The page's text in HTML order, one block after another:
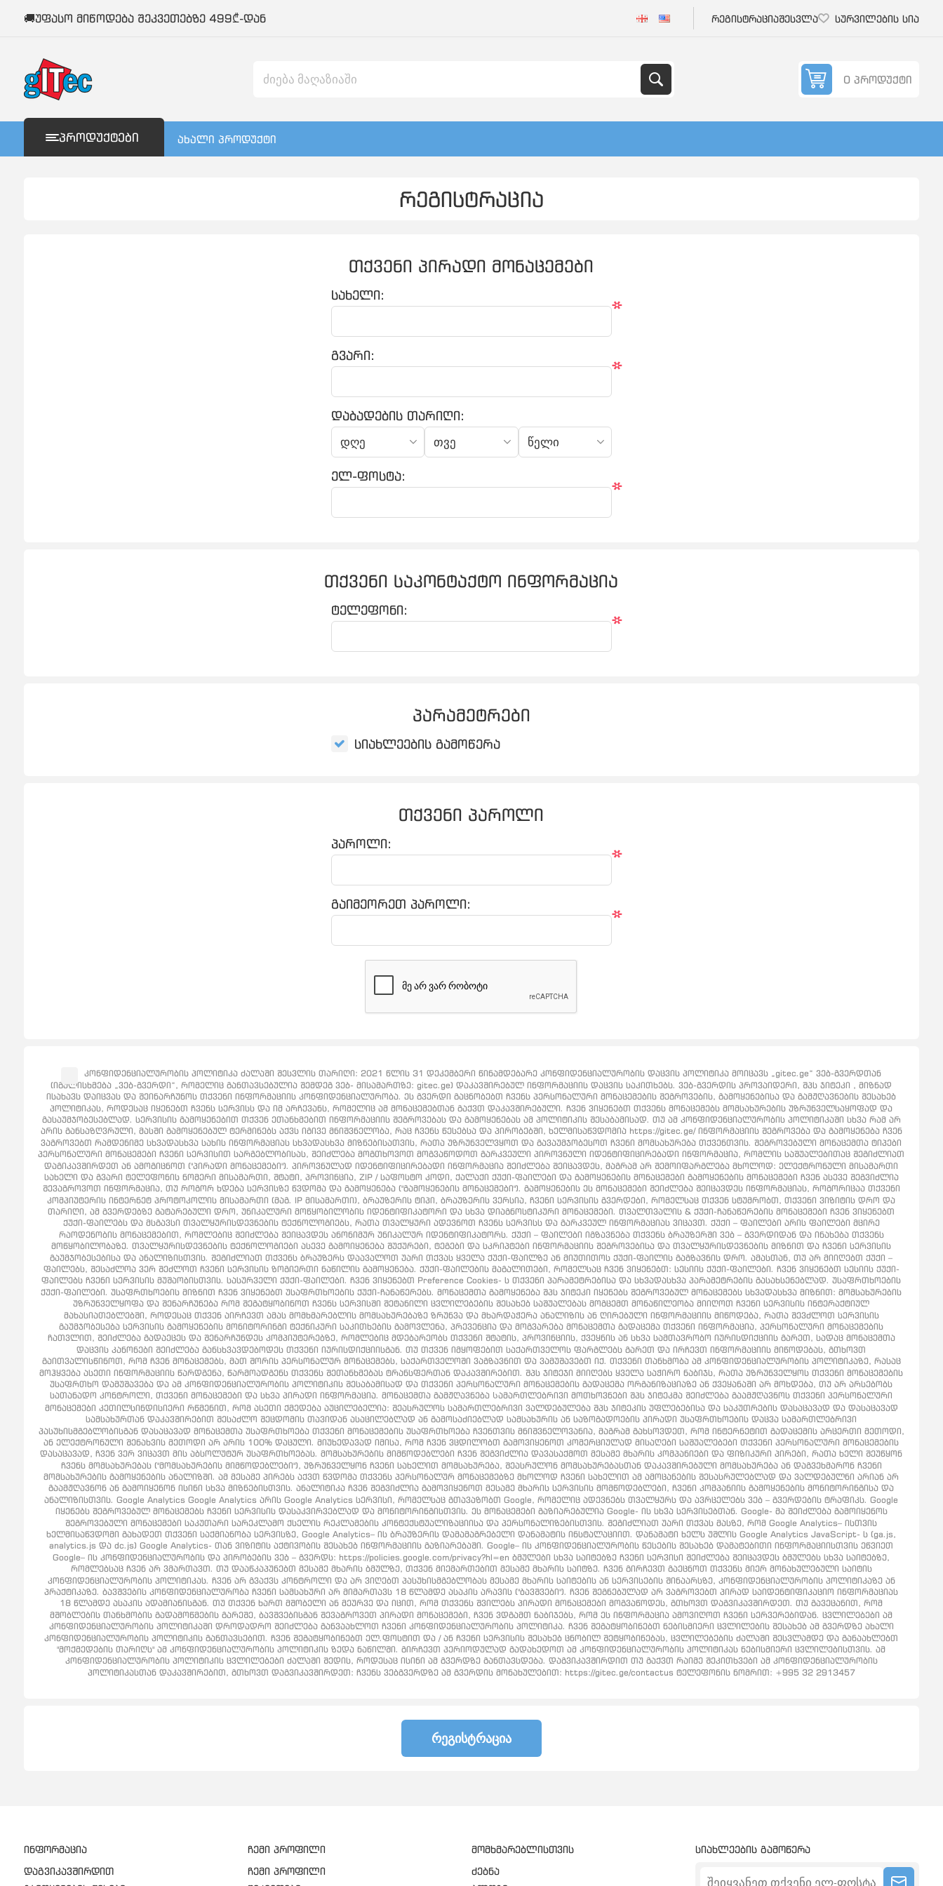
🚚უფასო მიწოდება შეკვეთებზე 499₾-დან რეგისტრაციაშესვლა სურვილების სია
0 პროდუქტი
ᲞᲠᲝᲓᲣᲥᲢᲔᲑᲘ ახალი პროდუქტი
რეგისტრაცია
თქვენი პირადი მონაცემები
სახელი:
*
გვარი:
*
დაბადების თარიღი:
ელ-ფოსტა:
*
თქვენი საკონტაქტო ინფორმაცია
ტელეფონი:
*
პარამეტრები
სიახლეების გამოწერა
თქვენი პაროლი
პაროლი:
*
გაიმეორეთ პაროლი:
*
კონფიდენციალურობის პოლიტიკა ძალაში შესვლის თარიღი: 2021 წლის 31 დეკემბერი წინამდებარე კონფიდენციალურობის დაცვის პოლიტიკა მოიცავს „gitec.ge“ ვებ-გვერდთან
(იგულისხმება „ვებ-გვერდი“, რომელიც განთავსებულია შემდეგ ვებ- მისამართზე: gitec.ge) დაკავშირებულ ინფორმაციის დაცვის საკითხებს. ვებ-გვერდის პროვაიდერი, შპს ჯიტეკი , მიზნად
ისახავს დაიცვას და შეინარჩუნოს თქვენი ინფორმაციის კონფიდენციალურობა. ეს გვერდი გაცნობებთ ჩვენს პერსონალური მონაცემების შეგროვების, გამოყენებისა და გამჟღავნების შესახებ
პოლიტიკას, როდესაც იყენებთ ჩვენს სერვისს და იმ არჩევანს, რომელიც ამ მონაცემებთან გაქვთ დაკავშირებული. ჩვენ ვიყენებთ თქვენს მონაცემებს მომსახურების უზრუნველსაყოფად და
გასაუმჯობესებლად. სერვისის გამოყენებით თქვენ ეთანხმებით ინფორმაციის შეგროვებას და გამოყენებას ამ პოლიტიკის შესაბამისად. თუ ამ კონფიდენციალურობის პოლიტიკაში სხვა რამ არ
არის განსაზღვრული, მასში გამოყენებულ ტერმინებს აქვს იგივე მნიშვნელობა, რაც ჩვენს წესებსა და პირობებში, ხელმისაწვდომია https://gitec.ge/ ინფორმაციის შეგროვება და გამოყენება ჩვენ
ვაგროვებთ რამდენიმე სხვადასხვა სახის ინფორმაციას სხვადასხვა მიზნებისათვის, რათა უზრუნველვყოთ და გავაუმჯობესოთ ჩვენი მომსახურება თქვენთვის. შეგროვებული მონაცემთა ტიპები
პერსონალური მონაცემები ჩვენი სერვისით სარგებლობისას, შეიძლება მოგთხოვოთ მოგვაწოდოთ გარკვეული პიროვნული იდენტიფიცირებადი ინფორმაცია, რომლის საშუალებითაც შეგიძლიათ
დაგიკავშირდეთ ან ამოგიცნოთ ("პირადი მონაცემები"). პიროვნულად იდენტიფიცირებადი ინფორმაცია შეიძლება შეიცავდეს, მაგრამ არ შემოიფარგლება მხოლოდ: ელექტრონული მისამართი
სახელი და გვარი ტელეფონის ნომერი მისამართი, შტატი, პროვინცია, ZIP / საფოსტო კოდი, ქალაქი ქუქი-ფაილები და გამოყენების მონაცემები გამოყენების მონაცემები ჩვენ ასევე შეგვიძლია
შევაგროვოთ ინფორმაცია, თუ როგორ ხდება სერვისზე წვდომა და გამოყენება ("გამოყენების მონაცემები"). გამოყენების ეს მონაცემები შეიძლება შეიცავდეს ინფორმაციას, როგორიცაა თქვენი
კომპიუტერის ინტერნეტ პროტოკოლის მისამართი (მაგ. IP მისამართი), ბრაუზერის ტიპი, ბრაუზერის ვერსია, ჩვენი სერვისის გვერდები, რომელსაც თქვენ სტუმრობთ, თქვენი ვიზიტის დრო და
თარიღი, ამ გვერდებზე გატარებული დრო, უნიკალური მოწყობილობის იდენტიფიკატორი და სხვა დიაგნოსტიკური მონაცემები. თვალთვალის & ქუქი-ჩანაწერების მონაცემები ჩვენ ვიყენებთ
ქუქი-ფაილებს და მსგავსი თვალყურისდევნების ტექნოლოგიებს, რათა თვალყური ადევნოთ ჩვენს სერვისს და გარკვეულ ინფორმაციას ვიცავთ. ქუქი – ფაილები არის ფაილები მცირე
რაოდენობის მონაცემებით, რომლებიც შეიძლება შეიცავდეს ანონიმურ უნიკალურ იდენტიფიკატორს. ქუქი – ფაილები იგზავნება თქვენს ბრაუზერში ვებ – გვერდიდან და ინახება თქვენს
მოწყობილობაზე. თვალყურისდევნების ტექნოლოგიები ასევე გამოიყენება შუქურები, ტეგები და სკრიპტები ინფორმაციის შეგროვებისა და თვალყურისდევნების მიზნით და ჩვენი სერვისის
გაუმჯობესებისა და ანალიზისთვის. შეგიძლიათ თქვენს ბრაუზერს დაავალოთ უარი თქვას ყველა ქუქი-ფაილზე ან მიუთითოს ქუქი-ფაილის გაგზავნის დრო. ამასთან, თუ არ მიიღებთ ქუქი –
ფაილებს, შესაძლოა ვერ შეძლოთ ჩვენი სერვისის ზოგიერთი ნაწილის გამოყენება. ქუქი-ფაილების მაგალითები, რომელსაც ჩვენ ვიყენებთ: სესიის ქუქი-ფაილები. ჩვენ ვიყენებთ სესიის ქუქი-
ფაილებს ჩვენი სერვისის მუშაობისთვის. სასურველი ქუქი-ფაილები. ჩვენ ვიყენებთ Preference Cookies- ს თქვენი პარამეტრებისა და სხვადასხვა პარამეტრების გასახსენებლად. უსაფრთხოების
ქუქი-ფაილები. უსაფრთხოების მიზნით ჩვენ ვიყენებთ უსაფრთხოების ქუქი-ჩანაწერებს. მონაცემთა გამოყენება შპს ჯიტეკი იყენებს შეგროვებულ მონაცემებს სხვადასხვა მიზნით: მომსახურების
უზრუნველყოფა და შენარჩუნება რომ შეგატყობინოთ ჩვენს სერვისში შეტანილი ცვლილებების შესახებ საშუალებას მოგცემთ მონაწილეობა მიიღოთ ჩვენი სერვისის ინტერაქტიულ
მახასიათებლებში, როდესაც თქვენ აირჩევთ ამას მომხმარებლის მომსახურებაზე ზრუნვა და მხარდაჭერა ანალიზის ან ღირებული ინფორმაციის მიწოდება, რათა შევძლოთ სერვისის
გაუმჯობესება სერვისის გამოყენების მონიტორინგი ტექნიკური საკითხების გამოვლენა, პრევენცია და მოგვარება მონაცემთა გადაცემა თქვენი ინფორმაცია, პერსონალური მონაცემების
ჩათვლით, შეიძლება გადაეცეს და შენარჩუნდეს კომპიუტერებზე, რომლებიც მდებარეობს თქვენი შტატის, პროვინციის, ქვეყნის ან სხვა სამთავრობო იურისდიქციის გარეთ, სადაც მონაცემთა
დაცვის კანონები შეიძლება განსხვავდებოდეს თქვენი იურისდიქციისგან. თუ თქვენ იმყოფებით საქართველოს ფარგლებს გარეთ და ირჩევთ ინფორმაციის მიწოდებას, გთხოვთ
გაითვალისწინოთ, რომ ჩვენ მონაცემებს, მათ შორის პერსონალურ მონაცემებს, საქართველოში ვაგზავნით და ვამუშავებთ იქ. თქვენი თანხმობა ამ კონფიდენციალურობის პოლიტიკაზე, რასაც
მოჰყვება ასეთი ინფორმაციის წარდგენა, წარმოადგენს თქვენს შეთანხმებას ტრანსფერთან დაკავშირებით. შპს ჯიტეჯი მიიღებს ყველა საჭირო ნაბიჯს, რათა უზრუნველყოს თქვენი მონაცემების
უსაფრთხო დამუშავება და ამ კონფიდენციალურობის პოლიტიკის შესაბამისად და თქვენი პერსონალური მონაცემების გადაცემა ორგანიზაციაზე ან ქვეყანაში არ მოხდება, თუ არ არსებობს
სათანადო კონტროლი, თქვენი მონაცემები და სხვა პირადი ინფორმაცია. მონაცემთა გამჟღავნება Სამართლებრივი მოთხოვნები შპს ჯიტეკმა შეიძლება გაამჟღავნოს თქვენი პერსონალური
მონაცემები კეთილსინდისიერი რწმენით, რომ ასეთი ქმედება აუცილებელია: შეასრულოს სამართლებრივი ვალდებულება შპს ჯიტეკის უფლებებისა და საკუთრების დასაცავად და დასაცავად
სამსახურთან დაკავშირებით შესაძლო შეცდომის თავიდან ასაცილებლად ან გამოსაძიებლად სამსახურის ან საზოგადოების პირადი უსაფრთხოების დაცვა სამართლებრივი
პასუხისმგებლობისგან დასაცავად მონაცემთა უსაფრთხოება თქვენი მონაცემების უსაფრთხოება ჩვენთვის მნიშვნელოვანია, მაგრამ გახსოვდეთ, რომ ინტერნეტით გადაცემის არცერთი მეთოდი,
ან ელექტრონული შენახვის მეთოდი არ არის 100% დაცული. მიუხედავად იმისა, რომ ჩვენ ვცდილობთ გამოვიყენოთ კომერციულად მისაღები საშუალებები თქვენი პერსონალური მონაცემების
დასაცავად, ჩვენ ვერ ვიცავთ მის აბსოლუტურ უსაფრთხოებას. მომსახურების მიმწოდებლები ჩვენ შეგვიძლია დავასაქმოთ მესამე მხარის კომპანიები და ფიზიკური პირები, რათა ხელი შეუწყონ
ჩვენს მომსახურებას ("მომსახურების მიმწოდებლები"), უზრუნველყონ ჩვენი სახელით მომსახურება, შეასრულონ მომსახურებასთან დაკავშირებული მომსახურება ან დაგვეხმარონ ჩვენი
მომსახურების გამოყენების ანალიზში. ამ მესამე პირებს აქვთ წვდომა თქვენს პერსონალურ მონაცემებზე მხოლოდ ჩვენი სახელით ამ ამოცანების შესასრულებლად და ვალდებულნი არიან არ
გაამჟღავნონ ან გამოიყენონ ისინი სხვა მიზნებისთვის. ანალიტიკა ჩვენ შეგვიძლია გამოვიყენოთ მესამე მხარის სერვისის მომწოდებლები, ჩვენი კომპანიის გამოყენების მონიტორინგისა და
ანალიზისთვის. Google Analytics Google Analytics არის Google Analytics სერვისი, რომელსაც გთავაზობთ Google, რომელიც ადევნებს თვალყურს და ავრცელებს ვებ – გვერდების ტრაფიკს. Google
იყენებს შეგროვებულ მონაცემებს ჩვენი სერვისის დასაკვირვებლად და მონიტორინგისთვის. ეს მონაცემები გაზიარებულია Google- ის სხვა სერვისებთან. Google- მა შეიძლება გამოიყენოს
შეგროვებული მონაცემები საკუთარი სარეკლამო ქსელის რეკლამების კონტექსტუალიზაციისა და პერსონალიზებისთვის. შეგიძლიათ უარი თქვას მასზე, რომ Google Analytics– ისთვის
ხელმისაწვდომი გახადეთ თქვენი საქმიანობა სერვისზე, Google Analytics– ის ბრაუზერის დამამაგრებელი დანამატის ინსტალაციით. დანამატი ხელს უშლის Google Analytics JavaScript- ს (ga.js,
analytics.js და dc.js) Google Analytics- თან ვიზიტის აქტივობის შესახებ ინფორმაციის გაზიარებაში. Google– ის კონფიდენციალურობის წესების შესახებ დამატებითი ინფორმაციისთვის ეწვიეთ
Google– ის კონფიდენციალურობის და პირობების ვებ – გვერდს: https://policies.google.com/privacy?hl=en ბმულები სხვა საიტებზე ჩვენი სერვისი შეიძლება შეიცავდეს ბმულებს სხვა საიტებზე,
რომლებსაც ჩვენ არ ვმართავთ. თუ დააწკაპუნებთ მესამე მხარის ბმულზე, თქვენ მიემართებით მესამე მხარის საიტზე. ჩვენ გირჩევთ გაეცნოთ თქვენს მიერ მონახულებული საიტის
კონფიდენციალურობის პოლიტიკას. ჩვენ არ გვაქვს კონტროლი და არ ვიღებთ პასუხისმგებლობას მესამე მხარის საიტების ან სერვისების შინაარსზე, კონფიდენციალურობის პოლიტიკაზე ან
პრაქტიკაზე. ბავშვების კონფიდენციალურობა ჩვენი სამსახური არ მიმართავს 18 წლამდე ასაკის არავის ("ბავშვები"). ჩვენ შეგნებულად არ ვაგროვებთ პირად საიდენტიფიკაციო ინფორმაციას
18 წლამდე ასაკის ადამიანისგან. თუ თქვენ ხართ მშობელი ან მეურვე და იცით, რომ თქვენს შვილებს პირადი მონაცემები მოგვაწოდეს, გთხოვთ დაგვიკავშირდეთ. თუ გავეცანით, რომ
მშობლების თანხმობის გადამოწმების გარეშე, ბავშვებისგან შევაგროვეთ პირადი მონაცემები, ჩვენ ვდგამთ ნაბიჯებს, რომ ეს ინფორმაცია ამოვიღოთ ჩვენი სერვერებიდან. ცვლილებები ამ
კონფიდენციალურობის პოლიტიკაში დროდადრო შეიძლება განვაახლოთ ჩვენი კონფიდენციალურობის პოლიტიკა. ჩვენ შეგატყობინებთ ნებისმიერი ცვლილების შესახებ ამ გვერდზე ახალი
კონფიდენციალურობის პოლიტიკის განთავსებით. ჩვენ შეგატყობინებთ ელ.ფოსტით და / ან ჩვენი სერვისის შესახებ ცნობილ შეტყობინებას, ცვლილებების ძალაში შესვლამდე და განაახლებთ
"მოქმედების თარიღს" ამ კონფიდენციალურობის პოლიტიკის ზედა ნაწილში. გირჩევთ პერიოდულად გადახედოთ ამ კონფიდენციალურობის პოლიტიკას ნებისმიერი ცვლილებისთვის. ამ
კონფიდენციალურობის პოლიტიკის ცვლილებები ძალაში შედის, როდესაც ისინი ამ გვერდზე განთავსდება. დაგვიკავშირდით თუ გაქვთ რაიმე შეკითხვები ამ კონფიდენციალურობის
პოლიტიკასთან დაკავშირებით, გთხოვთ დაგვიკავშირდეთ: ჩვენს ვებგვერდზე ამ გვერდის მონახულებით: https://gitec.ge/contactus ტელეფონის ნომრით: +995 32 2913457
ᲠᲔᲒᲘᲡᲢᲠᲐᲪᲘᲐ
ინფორმაცია
დაგვიკავშირდით
ჩემი პროფილი
ჩემი პროფილი
მომხმარებლისთვის
ძებნა
სიახლეების გამოწერა